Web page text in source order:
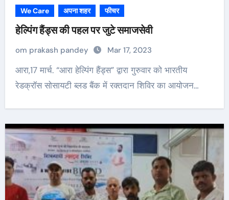
We Care अपना शहर फीचर
हेल्पिंग हैंड्स की पहल पर जुटे समाजसेवी
om prakash pandey Mar 17, 2023
आरा,17 मार्च. “आरा हेल्पिंग हैंड्स” द्वारा गुरुवार को भारतीय
रेडक्रॉस सोसायटी ब्लड बैंक में रक्तदान शिविर का आयोजन…